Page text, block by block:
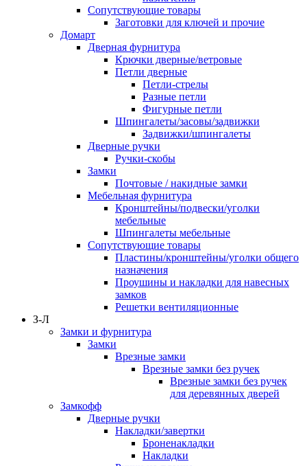
Сопутствующие товары
Заготовки для ключей и прочие
Домарт
Дверная фурнитура
Крючки дверные/ветровые
Петли дверные
Петли-стрелы
Разные петли
Фигурные петли
Шпингалеты/засовы/задвижки
Задвижки/шпингалеты
Дверные ручки
Ручки-скобы
Замки
Почтовые / накидные замки
Мебельная фурнитура
Кронштейны/подвески/уголки
мебельные
Шпингалеты мебельные
Сопутствующие товары
Пластины/кронштейны/уголки общего
назначения
Проушины и накладки для навесных
замков
Решетки вентиляционные
З-Л
Замки и фурнитура
Замки
Врезные замки
Врезные замки без ручек
Врезные замки без ручек
для деревянных дверей
Замкофф
Дверные ручки
Накладки/завертки
Броненакладки
Накладки